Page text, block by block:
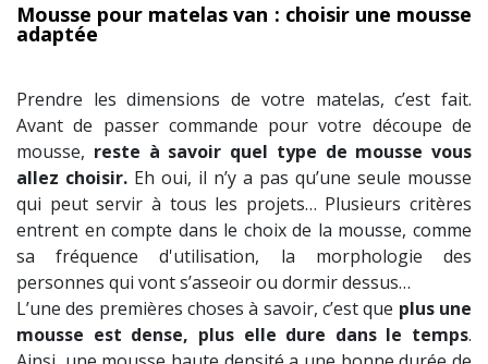
Mousse pour matelas van : choisir une mousse
adaptée
Prendre les dimensions de votre matelas, c’est fait.
Avant de passer commande pour votre découpe de
mousse, reste à savoir quel type de mousse vous
allez choisir. Eh oui, il n’y a pas qu’une seule mousse
qui peut servir à tous les projets… Plusieurs critères
entrent en compte dans le choix de la mousse, comme
sa fréquence d'utilisation, la morphologie des
personnes qui vont s’asseoir ou dormir dessus…
L’une des premières choses à savoir, c’est que plus une
mousse est dense, plus elle dure dans le temps.